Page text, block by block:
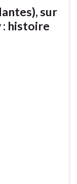
sur
: histoire